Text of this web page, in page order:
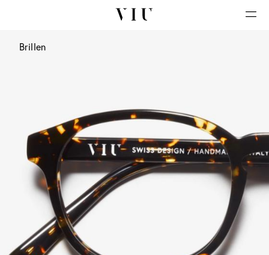
Brillen